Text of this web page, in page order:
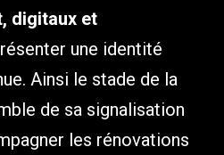
digitaux et
une identité
Ainsi le stade de la
de sa signalisation
les rénovations